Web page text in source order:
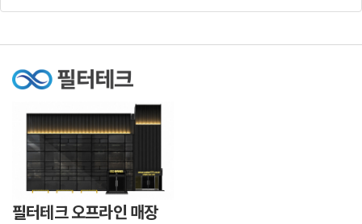
필터테크 오프라인 매장